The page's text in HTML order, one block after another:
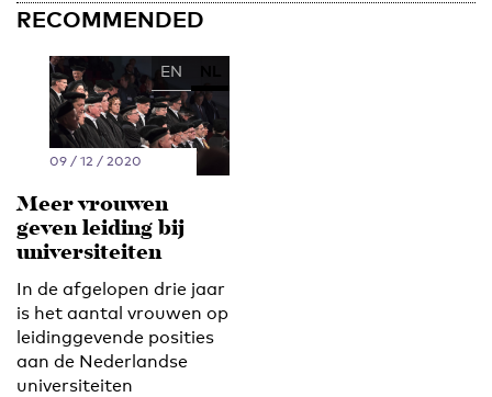
RECOMMENDED
EN
09 / 12 / 2020
Meer vrouwen
geven leiding bij
universiteiten
In de afgelopen drie jaar
is het aantal vrouwen op
leidinggevende posities
aan de Nederlandse
universiteiten